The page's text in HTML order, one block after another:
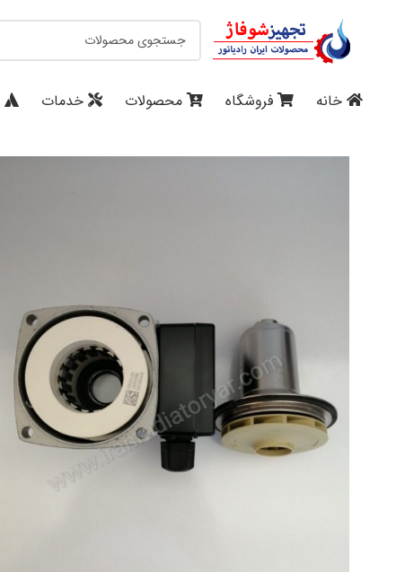
خانه فروشگاه محصولات خدمات